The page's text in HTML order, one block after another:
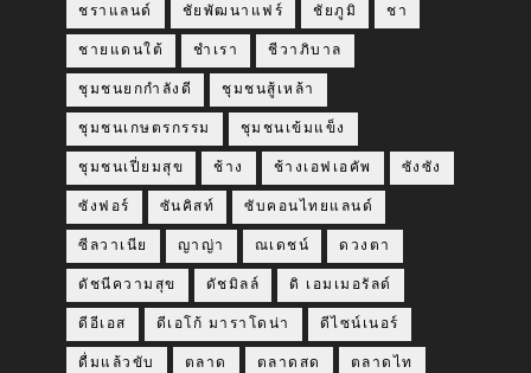
ชราแลนด์ ชัยพัฒนาแฟร์ ชัยภูมิ ชา
ชายแดนใต้ ชำเรา ชีวาภิบาล
ชุมชนยกกำลังดี ชุมชนสู้เหล้า
ชุมชนเกษตรกรรม ชุมชนเข้มแข็ง
ชุมชนเปี่ยมสุข ช้าง ช้างเอฟเอคัพ ซังซัง
ซังฟอร์ ซันคิสท์ ซับคอนไทยแลนด์
ซีลวาเนีย ญาญ่า ณเดชน์ ดวงตา
ดัชนีความสุข ดัชมิลล์ ดิ เอมเมอรัลด์
ดีอีเอส ดีเอโก้ มาราโดน่า ดีไซน์เนอร์
ดื่มแล้วขับ ตลาด ตลาดสด ตลาดไท